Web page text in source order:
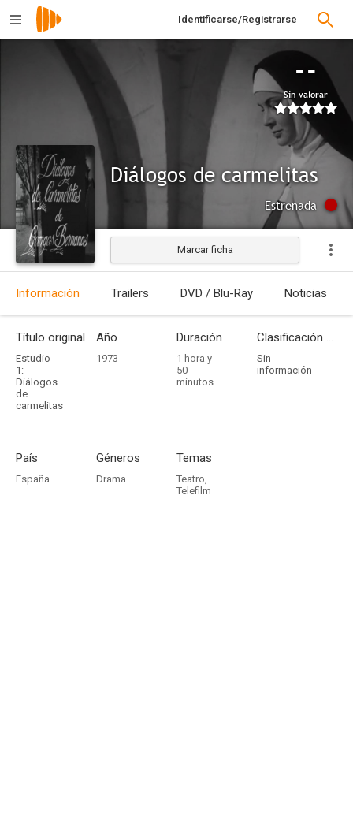
Identificarse/Registrarse
--
Sin valorar
Diálogos de carmelitas
Estrenada
Marcar ficha
Información Trailers DVD / Blu-Ray Noticias
Título original
Estudio
1:
Diálogos
de
carmelitas
Año
1973
Duración
1 hora y
50
minutos
Clasificación por edades
Sin
información
País
España
Géneros
Drama
Temas
Teatro,
Telefilm